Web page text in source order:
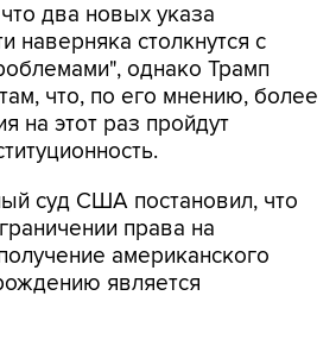
два новых указа
наверняка столкнутся с
однако Трамп
что, по его мнению, более
на этот раз пройдут
суд США постановил, что
права на
американского
является